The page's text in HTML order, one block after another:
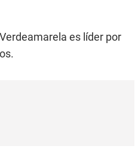
es líder por